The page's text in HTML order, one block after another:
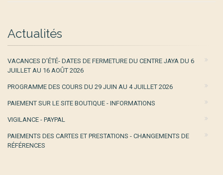
Actualités
VACANCES D’ÉTÉ- DATES DE FERMETURE DU CENTRE JAYA DU 6
JUILLET AU 16 AOÛT 2026
PROGRAMME DES COURS DU 29 JUIN AU 4 JUILLET 2026
PAIEMENT SUR LE SITE BOUTIQUE - INFORMATIONS
VIGILANCE - PAYPAL
PAIEMENTS DES CARTES ET PRESTATIONS - CHANGEMENTS DE
RÉFÉRENCES